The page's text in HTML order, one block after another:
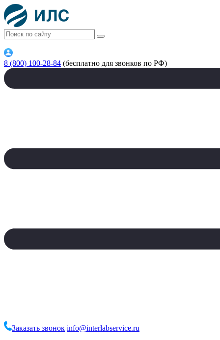
8 (800) 100-28-84 (бесплатно для звонков по РФ)
Заказать звонок info@interlabservice.ru